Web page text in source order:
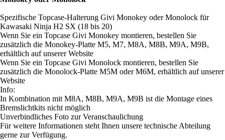
Spezifische Topcase-Halterung Givi Monokey oder Monolock für
Kawasaki Ninja H2 SX (18 bis 20)
Wenn Sie ein Topcase Givi Monokey montieren, bestellen Sie
zusätzlich die Monokey-Platte M5, M7, M8A, M8B, M9A, M9B,
erhältlich auf unserer Website
Wenn Sie ein Topcase Givi Monolock montieren, bestellen Sie
zusätzlich die Monolock-Platte M5M oder M6M, erhältlich auf unserer
Website
Info:
In Kombination mit M8A, M8B, M9A, M9B ist die Montage eines
Bremslichtkits nicht möglich
Unverbindliches Foto zur Veranschaulichung
Für weitere Informationen steht Ihnen unsere technische Abteilung
gerne zur Verfügung.